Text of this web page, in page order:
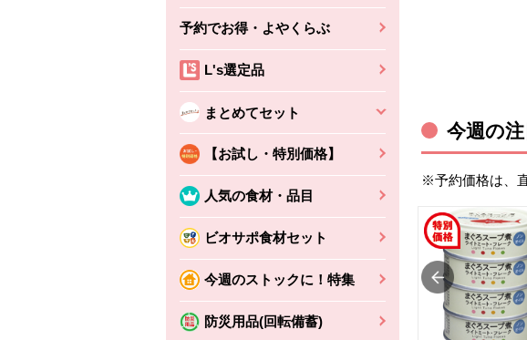
予約でお得・よやくらぶ
L's選定品
まとめてセット
【お試し・特別価格】
人気の食材・品目
ビオサポ食材セット
今週のストックに！特集
防災用品(回転備蓄)
今週の
※予約価格は、